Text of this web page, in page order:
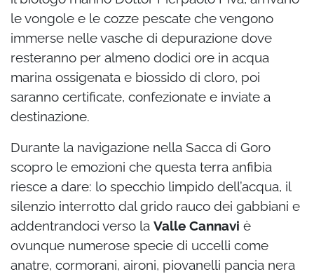
le vongole e le cozze pescate che vengono
immerse nelle vasche di depurazione dove
resteranno per almeno dodici ore in acqua
marina ossigenata e biossido di cloro, poi
saranno certificate, confezionate e inviate a
destinazione.
Durante la navigazione nella Sacca di Goro
scopro le emozioni che questa terra anfibia
riesce a dare: lo specchio limpido dell’acqua, il
silenzio interrotto dal grido rauco dei gabbiani e
addentrandoci verso la Valle Cannavi è
ovunque numerose specie di uccelli come
anatre, cormorani, aironi, piovanelli pancia nera